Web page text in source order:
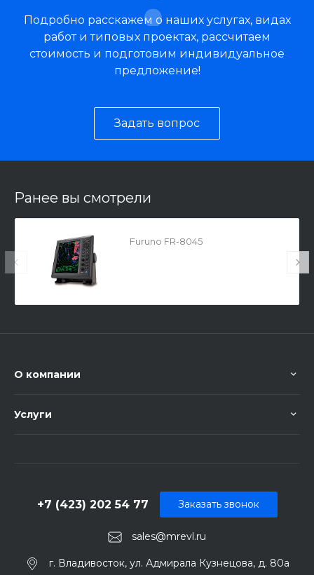
Подробно расскажем о наших услугах, видах
работ и типовых проектах, рассчитаем
стоимость и подготовим индивидуальное
предложение!
Задать вопрос
Ранее вы смотрели
Furuno FR-8045
О компании
Услуги
sales@mrevl.ru
+7 (423) 202 54 77
г. Владивосток, ул. Адмирала Кузнецова, д. 80а
Заказать звонок